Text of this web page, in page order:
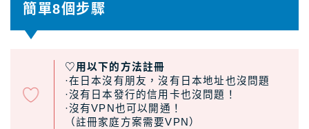
簡單8個步驟
♡用以下的方法註冊
·在日本沒有朋友，沒有日本地址也沒問題
·沒有日本發行的信用卡也沒問題！
·沒有VPN也可以開通！
（註冊家庭方案需要VPN）